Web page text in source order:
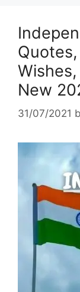
Wishes,
New
31/07/2021